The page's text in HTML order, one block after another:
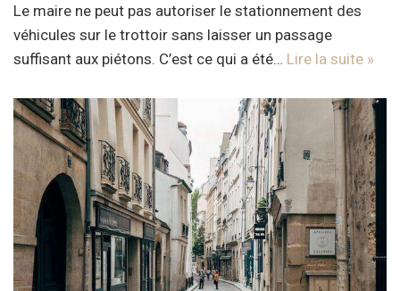
Le maire ne peut pas autoriser le stationnement des
véhicules sur le trottoir sans laisser un passage
suffisant aux piétons. C’est ce qui a été… Lire la suite »